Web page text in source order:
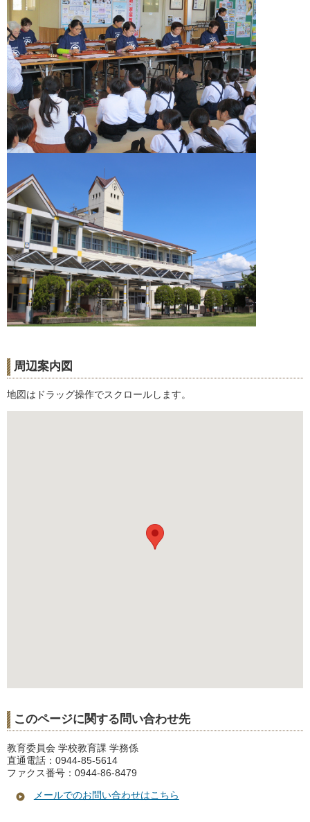
周辺案内図
地図はドラッグ操作でスクロールします。
このページに関する問い合わせ先
教育委員会 学校教育課 学務係
直通電話：0944-85-5614
ファクス番号：0944-86-8479
メールでのお問い合わせはこちら